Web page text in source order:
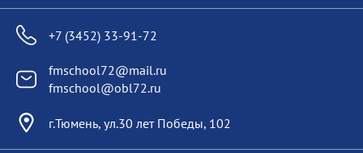
+7 (3452) 33-91-72
fmschool72@mail.ru
fmschool@obl72.ru
г.Тюмень, ул.30 лет Победы, 102